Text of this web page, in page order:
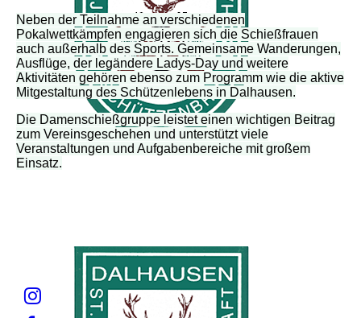
Neben der Teilnahme an verschiedenen
Pokalwettkämpfen engagieren sich die Schießfrauen
auch außerhalb des Sports. Gemeinsame Wanderungen,
Ausflüge, der legändere Ladys-Day und weitere
Aktivitäten gehören ebenso zum Programm wie die aktive
Mitgestaltung des Schützenlebens in Dalhausen.
Die Damenschießgruppe leistet einen wichtigen Beitrag
zum Vereinsgeschehen und unterstützt viele
Veranstaltungen und Aufgabenbereiche mit großem
Einsatz.